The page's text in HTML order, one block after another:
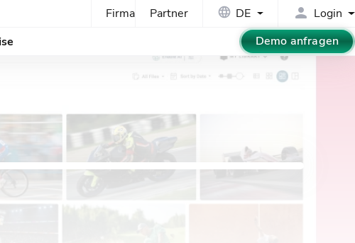
Firma Partner DE
Login
Demo anfragen